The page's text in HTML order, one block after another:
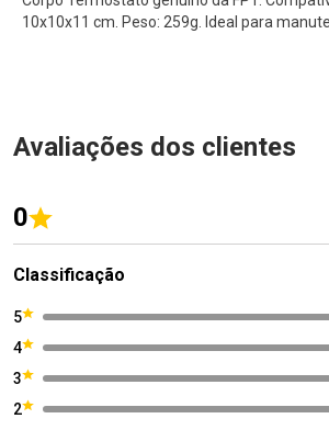
10x10x11 cm. Peso: 259g. Ideal para
Avaliações dos clientes
0
Classificação
5
4
3
2